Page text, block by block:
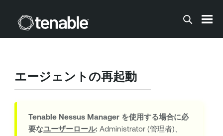
メインコンテンツに移動する
エージェントの再起動
Tenable Nessus Managerを使用する場合に必
要なユーザーロール: Administrator (管理者)、